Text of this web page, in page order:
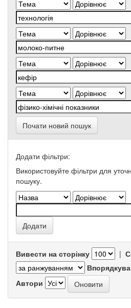
Почати новий пошук
Додати фільтри:
Використовуйте фільтри для
пошуку.
Вивести на сторінку |
Автори